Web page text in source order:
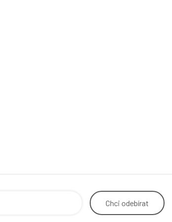
Chci odebírat